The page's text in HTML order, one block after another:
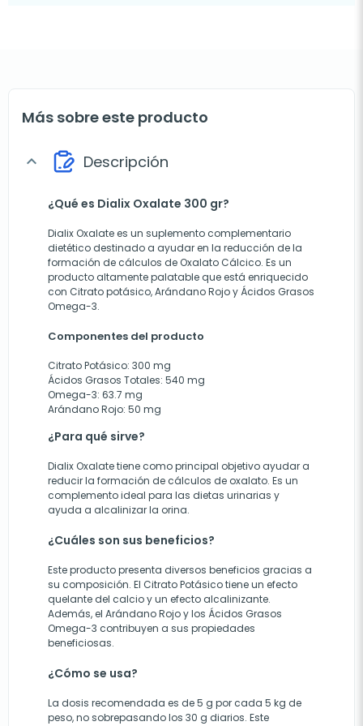
Más sobre este producto
expand_more Descripción
¿Qué es Dialix Oxalate 300 gr?
Dialix Oxalate es un suplemento complementario
dietético destinado a ayudar en la reducción de la
formación de cálculos de Oxalato Cálcico. Es un
producto altamente palatable que está enriquecido
con Citrato potásico, Arándano Rojo y Ácidos Grasos
Omega-3.
Componentes del producto
Citrato Potásico: 300 mg
Ácidos Grasos Totales: 540 mg
Omega-3: 63.7 mg
Arándano Rojo: 50 mg
¿Para qué sirve?
Dialix Oxalate tiene como principal objetivo ayudar a
reducir la formación de cálculos de oxalato. Es un
complemento ideal para las dietas urinarias y
ayuda a alcalinizar la orina.
¿Cuáles son sus beneficios?
Este producto presenta diversos beneficios gracias a
su composición. El Citrato Potásico tiene un efecto
quelante del calcio y un efecto alcalinizante.
Además, el Arándano Rojo y los Ácidos Grasos
Omega-3 contribuyen a sus propiedades
beneficiosas.
¿Cómo se usa?
La dosis recomendada es de 5 g por cada 5 kg de
peso, no sobrepasando los 30 g diarios. Este